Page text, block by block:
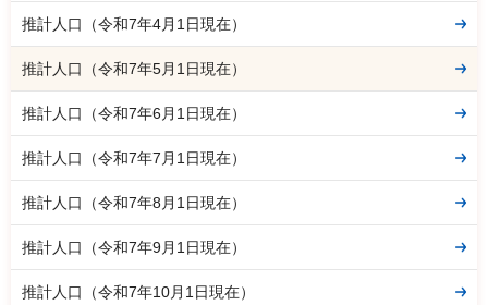
推計人口（令和7年4月1日現在）
推計人口（令和7年5月1日現在）
推計人口（令和7年6月1日現在）
推計人口（令和7年7月1日現在）
推計人口（令和7年8月1日現在）
推計人口（令和7年9月1日現在）
推計人口（令和7年10月1日現在）